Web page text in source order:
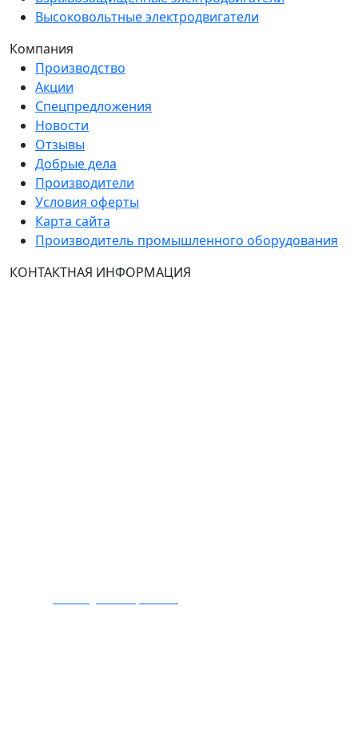
Высоковольтные электродвигатели
Компания
Производство
Акции
Спецпредложения
Новости
Отзывы
Добрые дела
Производители
Условия оферты
Карта сайта
Производитель промышленного оборудования
КОНТАКТНАЯ ИНФОРМАЦИЯ